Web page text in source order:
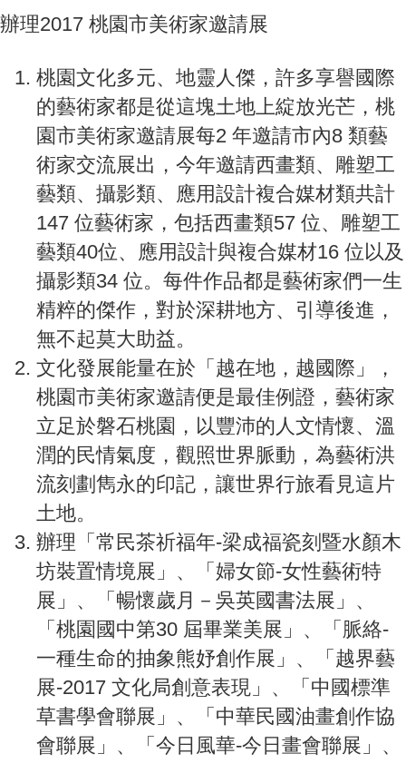
辦理2017 桃園市美術家邀請展
桃園文化多元、地靈人傑，許多享譽國際
的藝術家都是從這塊土地上綻放光芒，桃
園市美術家邀請展每2 年邀請市內8 類藝
術家交流展出，今年邀請西畫類、雕塑工
藝類、攝影類、應用設計複合媒材類共計
147 位藝術家，包括西畫類57 位、雕塑工
藝類40位、應用設計與複合媒材16 位以及
攝影類34 位。每件作品都是藝術家們一生
精粹的傑作，對於深耕地方、引導後進，
無不起莫大助益。
文化發展能量在於「越在地，越國際」，
桃園市美術家邀請便是最佳例證，藝術家
立足於磐石桃園，以豐沛的人文情懷、溫
潤的民情氣度，觀照世界脈動，為藝術洪
流刻劃雋永的印記，讓世界行旅看見這片
土地。
辦理「常民茶祈福年-梁成福瓷刻暨水顏木
坊裝置情境展」、「婦女節-女性藝術特
展」、「暢懷歲月－吳英國書法展」、
「桃園國中第30 屆畢業美展」、「脈絡-
一種生命的抽象熊妤創作展」、「越界藝
展-2017 文化局創意表現」、「中國標準
草書學會聯展」、「中華民國油畫創作協
會聯展」、「今日風華-今日畫會聯展」、